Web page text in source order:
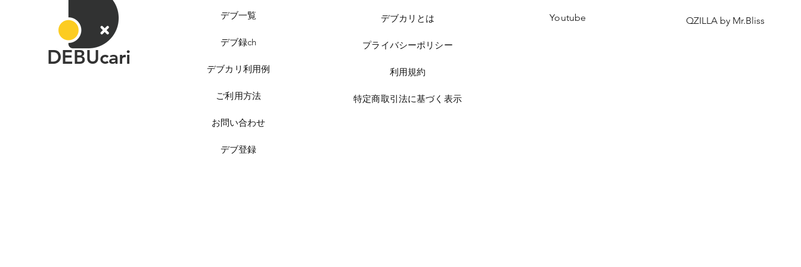
DEBUcari
デブ一覧
デブ録ch
デブカリ利用例
ご利用方法
お問い合わせ
デブ登録
デブカリとは
プライバシーポリシー
利用規約
特定商取引法に基づく表示
Youtube QZILLA by Mr.Bliss